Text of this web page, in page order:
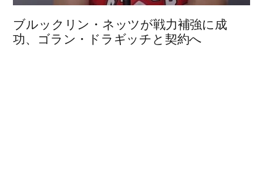
ブルックリン・ネッツが戦力補強に成
功、ゴラン・ドラギッチと契約へ